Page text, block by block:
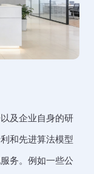
及企业自身的研
和先进算法模型
务。例如一些公